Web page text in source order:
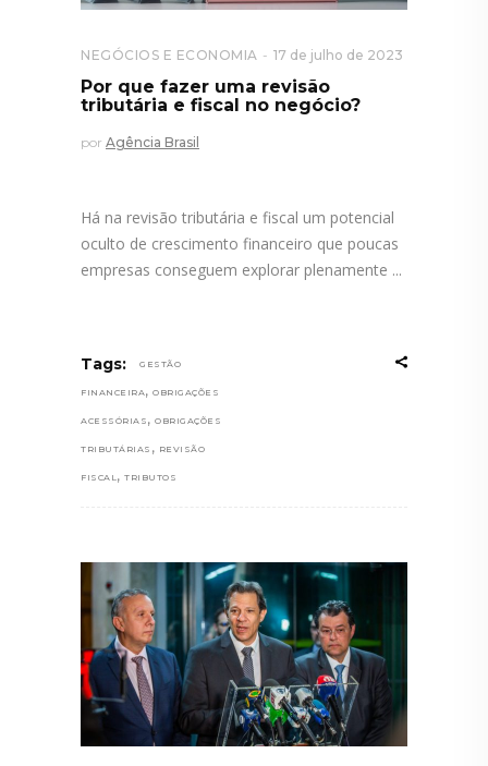
NEGÓCIOS E ECONOMIA 17 de julho de 2023
Por que fazer uma revisão
tributária e fiscal no negócio?
por Agência Brasil
Há na revisão tributária e fiscal um potencial
oculto de crescimento financeiro que poucas
empresas conseguem explorar plenamente
Tags: GESTÃO
FINANCEIRA, OBRIGAÇÕES
ACESSÓRIAS , OBRIGAÇÕES
TRIBUTÁRIAS , REVISÃO
FISCAL, TRIBUTOS